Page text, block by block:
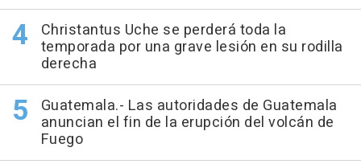
Christantus Uche se perderá toda la
temporada por una grave lesión en su rodilla
derecha
Guatemala.- Las autoridades de Guatemala
anuncian el fin de la erupción del volcán de
Fuego